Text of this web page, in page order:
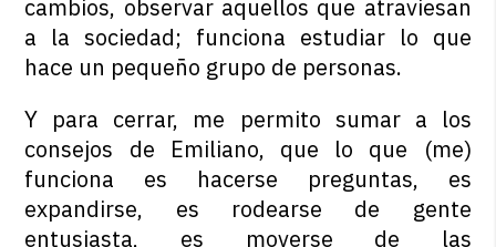
cambios, observar aquellos que atraviesan
a la sociedad; funciona estudiar lo que
hace un pequeño grupo de personas.
Y para cerrar, me permito sumar a los
consejos de Emiliano, que lo que (me)
funciona es hacerse preguntas, es
expandirse, es rodearse de gente
entusiasta, es moverse de las